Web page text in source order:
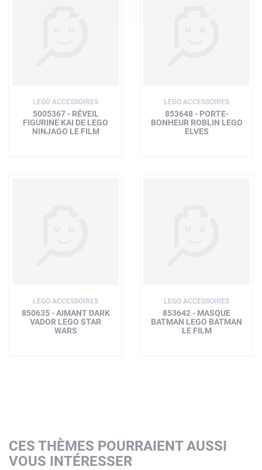
LEGO ACCESSOIRES
5005367 - RÉVEIL
FIGURINE KAI DE LEGO
NINJAGO LE FILM
LEGO ACCESSOIRES
853648 - PORTE-
BONHEUR ROBLIN LEGO
ELVES
LEGO ACCESSOIRES
850635 - AIMANT DARK
VADOR LEGO STAR
WARS
LEGO ACCESSOIRES
853642 - MASQUE
BATMAN LEGO BATMAN
LE FILM
CES THÈMES POURRAIENT AUSSI
VOUS INTÉRESSER